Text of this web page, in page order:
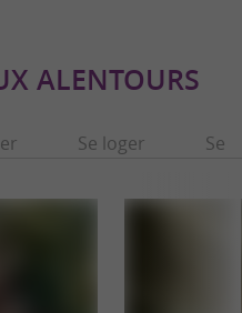
ALENTOURS
Se loger Se